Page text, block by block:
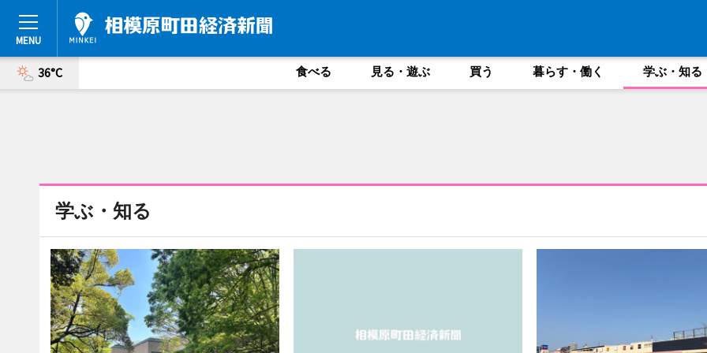
36°C 食べる 見る・遊ぶ 買う 暮らす・働く 学ぶ・知る
学ぶ・知る